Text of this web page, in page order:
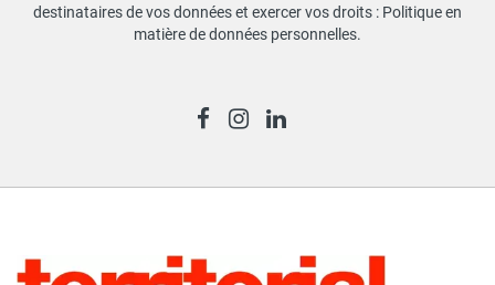
destinataires de vos données et exercer vos droits : Politique en
matière de données personnelles.